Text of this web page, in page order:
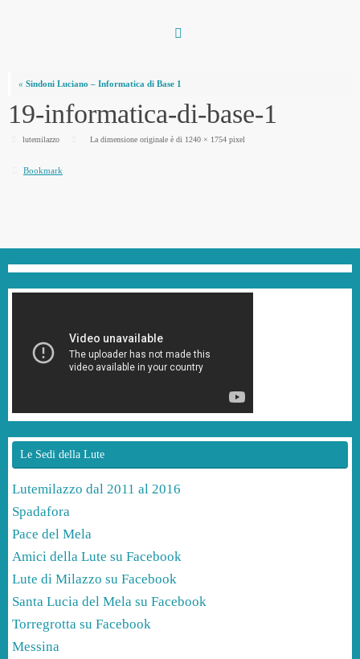
« Sindoni Luciano – Informatica di Base 1
19-informatica-di-base-1
lutemilazzo La dimensione originale è di 1240 × 1754 pixel
Bookmark
Le Sedi della Lute
Lutemilazzo dal 2011 al 2016
Spadafora
Pace del Mela
Amici della Lute su Facebook
Lute di Milazzo su Facebook
Santa Lucia del Mela su Facebook
Torregrotta su Facebook
Messina